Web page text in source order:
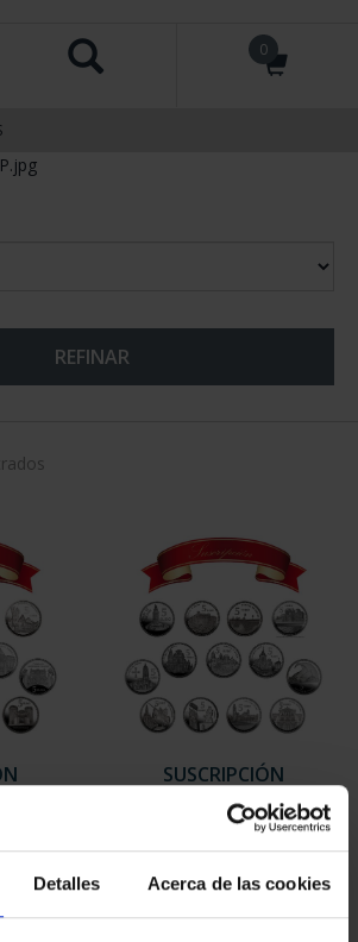
Detalles Acerca de las cookies
0
REFINAR
SUSCRIPCIÓN
CAPITALES DE
PROVINCIA 2
949,00 €
Sólo para usuarios
registrados